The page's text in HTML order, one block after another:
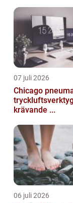
07 juli 2026
Chicago
krävande ...
06 juli 2026